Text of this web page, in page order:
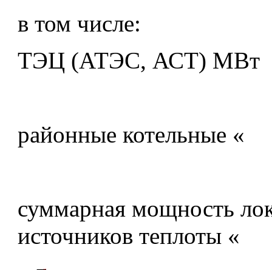
в том числе:
ТЭЦ (АТЭС, АСТ) МВт
районные котельные «
суммарная мощность
источников теплоты «